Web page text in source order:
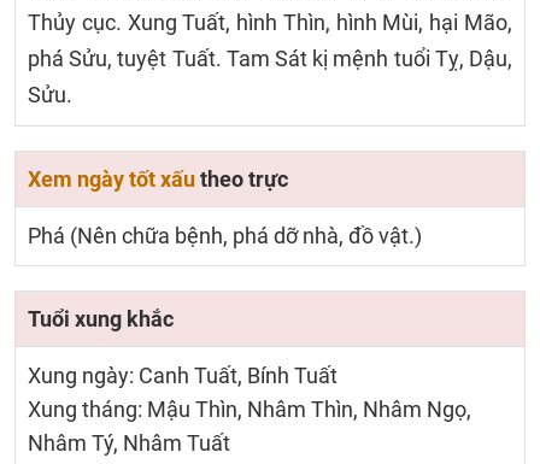
Thủy cục. Xung Tuất, hình Thìn, hình Mùi, hại Mão,
phá Sửu, tuyệt Tuất. Tam Sát kị mệnh tuổi Tỵ, Dậu,
Sửu.
Xem ngày tốt xấutheo trực
Phá (Nên chữa bệnh, phá dỡ nhà, đồ vật.)
Tuổi xung khắc
Xung ngày: Canh Tuất, Bính Tuất
Xung tháng: Mậu Thìn, Nhâm Thìn, Nhâm Ngọ,
Nhâm Tý, Nhâm Tuất